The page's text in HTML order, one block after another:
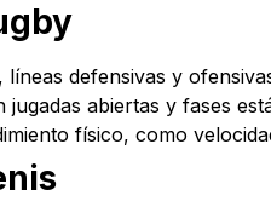
defensivas y
abiertas y fases
físico, como